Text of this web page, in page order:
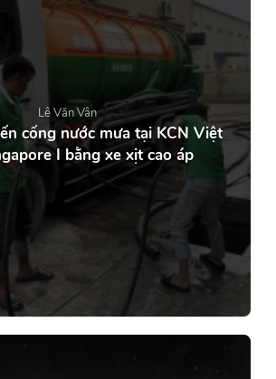
Lê Văn Vân
cống nước mưa tại KCN Việt
I bằng xe xịt cao áp